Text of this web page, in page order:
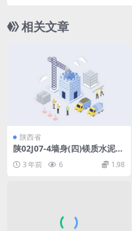
陕09D4.pdf
相关文章
陕西省
陕02J07-4墙身(四)镁质水泥轻
3 年前 6 1.98